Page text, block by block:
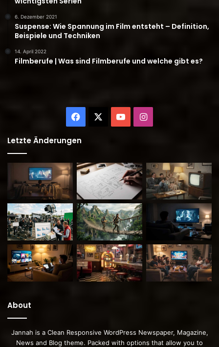
6. Dezember 2021
Suspense: Wie Spannung im Film entsteht – Definition,
Beispiele und Techniken
14. April 2022
Filmberufe | Was sind Filmberufe und welche gibt es?
Facebook YouTubeInstagram
Letzte Änderungen
About
Jannah is a Clean Responsive WordPress Newspaper, Magazine,
News and Blog theme. Packed with options that allow you to